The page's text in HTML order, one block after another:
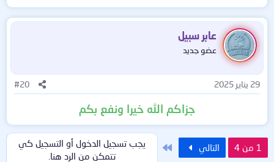
ل
ت
ف
ا
ع
ا
ت
عابر سبيل
عضو جديد
29 يناير 2025 #20
جزاكم الله خيرا ونفع بكم
1 من 4 التالي الاخيريجب تسجيل الدخول أو التسجيل كي
تتمكن من الرد هنا.